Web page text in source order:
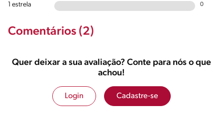
1 estrela 0
Comentários (2)
Quer deixar a sua avaliação? Conte para nós o que
achou!
Login Cadastre-se